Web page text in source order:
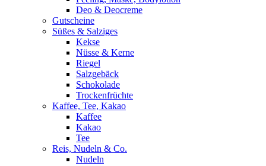
Deo & Deocreme
Gutscheine
Süßes & Salziges
Kekse
Nüsse & Kerne
Riegel
Salzgebäck
Schokolade
Trockenfrüchte
Kaffee, Tee, Kakao
Kaffee
Kakao
Tee
Reis, Nudeln & Co.
Nudeln